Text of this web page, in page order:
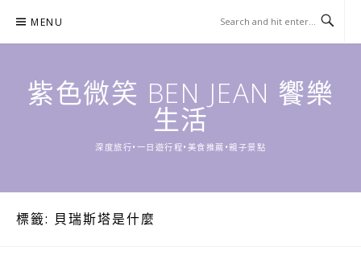
content
MENU
紫色微笑 BEN JEAN 饗樂
生活
深度旅行•一日遊行程•美食推薦•親子景點
標籤: 貝瑞斯塔是什麼